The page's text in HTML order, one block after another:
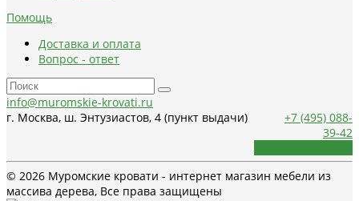
Помощь
Доставка и оплата
Вопрос - ответ
info@muromskie-krovati.ru
г. Москва, ш. Энтузиастов, 4 (пункт выдачи)
+7 (495) 088-
39-42
© 2026 Муромские кровати - интернет магазин мебели из
массива дерева, Все права защищены